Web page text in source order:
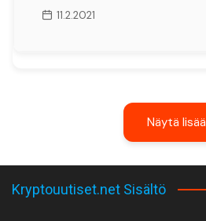
11.2.2021
Näytä lisää
Kryptouutiset.net Sisältö